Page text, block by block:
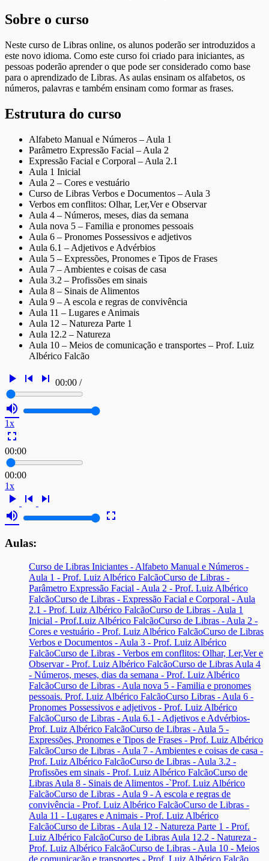
Sobre o curso
Neste curso de Libras online, os alunos poderão ser introduzidos a
este novo idioma. Como este curso foi criado para iniciantes, as
pessoas poderão aprender o que pode ser considerado como base
para o aprendizado de Libras. As aulas ensinam os alfabetos, os
números, palavras e também ensinam como formar as frases.
Estrutura do curso
Alfabeto Manual e Números – Aula 1
Parâmetro Expressão Facial – Aula 2
Expressão Facial e Corporal – Aula 2.1
Aula 1 Inicial
Aula 2 – Cores e vestuário
Curso de Libras Verbos e Documentos – Aula 3
Verbos em conflitos: Olhar, Ler,Ver e Observar
Aula 4 – Números, meses, dias da semana
Aula nova 5 – Familia e pronomes pessoais
Aula 6 – Pronomes Possessivos e adjetivos
Aula 6.1 – Adjetivos e Advérbios
Aula 5 – Expressões, Pronomes e Tipos de Frases
Aula 7 – Ambientes e coisas de casa
Aula 3.2 – Profissões em sinais
Aula 8 – Sinais de Alimentos
Aula 9 – A escola e regras de convivência
Aula 11 – Lugares e Animais
Aula 12 – Natureza Parte 1
Aula 12.2 – Natureza
Aula 10 – Meios de comunicação e transportes – Prof. Luiz
Albérico Falcão
play_arrow skip_previous skip_next 00:00 /
volume_up
1x
fullscreen
00:00
00:00
1x
play_arrow skip_previous
skip_next
volume_up
fullscreen
Aulas:
Curso de Libras Iniciantes - Alfabeto Manual e Números -
Aula 1 - Prof. Luiz Albérico FalcãoCurso de Libras -
Parâmetro Expressão Facial - Aula 2 - Prof. Luiz Albérico
FalcãoCurso de Libras - Expressão Facial e Corporal - Aula
2.1 - Prof. Luiz Albérico FalcãoCurso de Libras - Aula 1
Inicial - Prof.Luiz Albérico FalcãoCurso de Libras - Aula 2 -
Cores e vestuário - Prof. Luiz Albérico FalcãoCurso de Libras
Verbos e Documentos - Aula 3 - Prof. Luiz Albérico
FalcãoCurso de Libras - Verbos em conflitos: Olhar, Ler,Ver e
Observar - Prof. Luiz Albérico FalcãoCurso de Libras Aula 4
- Números, meses, dias da semana - Prof. Luiz Albérico
FalcãoCurso de Libras - Aula nova 5 - Familia e pronomes
pessoais. Prof. Luiz Albérico FalcãoCurso Libras - Aula 6 -
Pronomes Possessivos e adjetivos - Prof. Luiz Albérico
FalcãoCurso de Libras - Aula 6.1 - Adjetivos e Advérbios-
Prof. Luiz Albérico FalcãoCurso de Libras - Aula 5 -
Expressões, Pronomes e Tipos de Frases - Prof. Luiz Albérico
FalcãoCurso de Libras - Aula 7 - Ambientes e coisas de casa -
Prof. Luiz Albérico FalcãoCurso de Libras - Aula 3.2 -
Profissões em sinais - Prof. Luiz Albérico FalcãoCurso de
Libras Aula 8 - Sinais de Alimentos -`Prof. Luiz Albérico
FalcãoCurso de Libras - Aula 9 - A escola e regras de
convivência - Prof. Luiz Albérico FalcãoCurso de Libras -
Aula 11 - Lugares e Animais - Prof. Luiz Albérico
FalcãoCurso de Libras - Aula 12 - Natureza Parte 1 - Prof.
Luiz Albérico FalcãoCurso de Libras Aula 12.2 - Natureza -
Prof. Luiz Albérico FalcãoCurso de Libras - Aula 10 - Meios
de comunicação e transportes - Prof. Luiz Albérico Falcão